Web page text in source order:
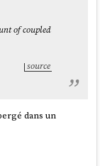
of coupled
source
dans un